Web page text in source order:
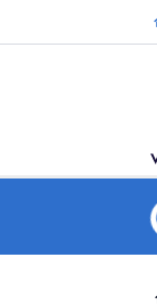
TÜİK Verileri Ne